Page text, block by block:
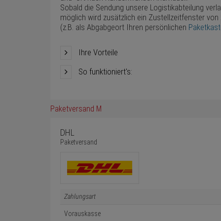
Sobald die Sendung unsere Logistikabteilung
möglich wird zusätzlich ein Zustellzeitfenster
(z.B. als Abgabgeort Ihren persönlichen
Ihre Vorteile
So funktioniert's:
Paketversand M
DHL
Paketversand
Zahlungsart
Vorauskasse